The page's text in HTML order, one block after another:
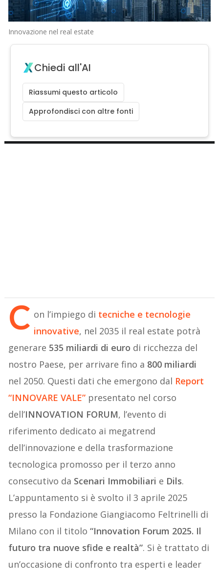
Innovazione nel real estate
Chiedi all'AI
Riassumi questo articolo
Approfondisci con altre fonti
C on l’impiego di tecniche e tecnologie
innovative, nel 2035 il real estate potrà
generare 535 miliardi di euro di ricchezza del
nostro Paese, per arrivare fino a 800 miliardi
nel 2050. Questi dati che emergono dal Report
“INNOVARE VALE” presentato nel corso
dell’INNOVATION FORUM, l’evento di
riferimento dedicato ai megatrend
dell’innovazione e della trasformazione
tecnologica promosso per il terzo anno
consecutivo da Scenari Immobiliari e Dils.
L’appuntamento si è svolto il 3 aprile 2025
presso la Fondazione Giangiacomo Feltrinelli di
Milano con il titolo“Innovation Forum 2025. Il
futuro tra nuove sfide e realtà”. Si è trattato di
un’occasione di confronto tra esperti e leader